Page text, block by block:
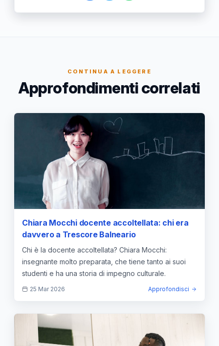
CONTINUA A LEGGERE
Approfondimenti correlati
Chiara Mocchi docente accoltellata: chi era
davvero a Trescore Balneario
Chi è la docente accoltellata? Chiara Mocchi:
insegnante molto preparata, che tiene tanto ai suoi
studenti e ha una storia di impegno culturale.
25 Mar 2026 Approfondisci